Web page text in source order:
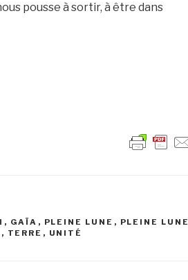
pousse à sortir, à être dans
, GAÏA , PLEINE LUNE , PLEINE LUNE
, TERRE , UNITÉ